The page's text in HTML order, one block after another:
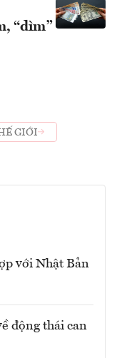
“dìm”
GIỚI
với Nhật Bản
động thái can